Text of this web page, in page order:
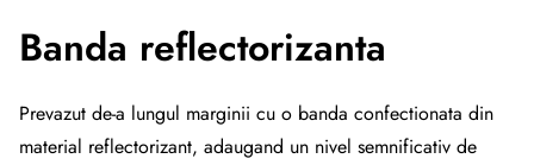
Banda reflectorizanta
Prevazut de-a lungul marginii cu o banda confectionata din
material reflectorizant, adaugand un nivel semnificativ de